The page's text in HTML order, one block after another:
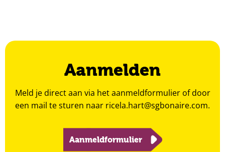
Aanmelden
Meld je direct aan via het aanmeldformulier of door
een mail te sturen naar ricela.hart@sgbonaire.com.
Aanmeldformulier